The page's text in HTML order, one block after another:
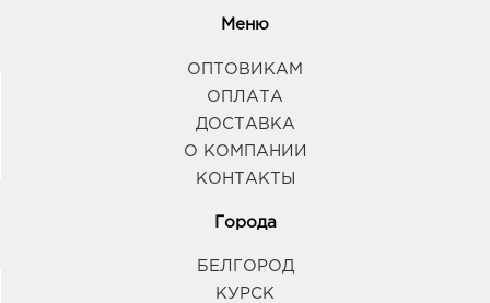
Меню
ОПТОВИКАМ
ОПЛАТА
ДОСТАВКА
О КОМПАНИИ
КОНТАКТЫ
Города
БЕЛГОРОД
КУРСК